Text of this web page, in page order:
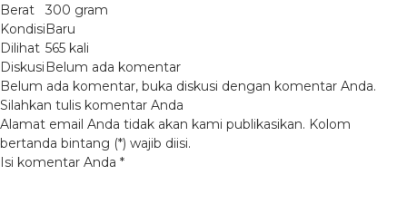
Berat
300 gram
KondisiBaru
Dilihat 565 kali
Diskusi Belum ada komentar
Belum ada komentar, buka diskusi dengan komentar Anda.
Silahkan tulis komentar Anda
Alamat email Anda tidak akan kami publikasikan. Kolom
bertanda bintang (*) wajib diisi.
Isi komentar Anda *